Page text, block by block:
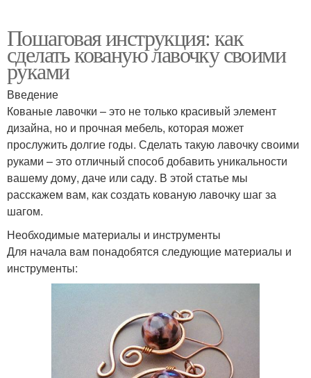
Пошаговая инструкция: как
сделать кованую лавочку своими
руками
Введение
Кованые лавочки – это не только красивый элемент
дизайна, но и прочная мебель, которая может
прослужить долгие годы. Сделать такую лавочку своими
руками – это отличный способ добавить уникальности
вашему дому, даче или саду. В этой статье мы
расскажем вам, как создать кованую лавочку шаг за
шагом.
Необходимые материалы и инструменты
Для начала вам понадобятся следующие материалы и
инструменты: